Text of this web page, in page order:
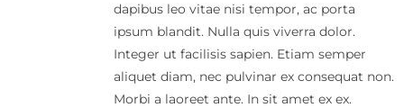
dapibus leo vitae nisi tempor, ac porta
ipsum blandit. Nulla quis viverra dolor.
Integer ut facilisis sapien. Etiam semper
aliquet diam, nec pulvinar ex consequat non.
Morbi a laoreet ante. In sit amet ex ex.